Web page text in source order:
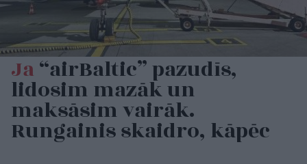
Ja“airBaltic” pazudīs,
lidosim mazāk un
maksāsim vairāk.
Rungainis skaidro, kāpēc